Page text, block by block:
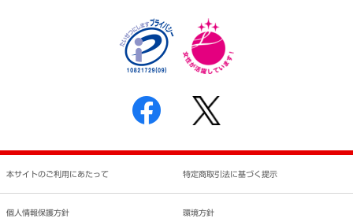
反社会的勢力に対する基本方針
書面による個人情報の開示等の請求の手続きについて
本サイトのご利用にあたって 特定商取引法に基づく提示
個人情報保護方針 環境方針